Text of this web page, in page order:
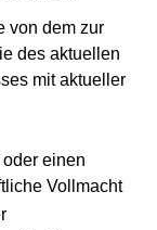
von dem zur
des aktuellen
mit aktueller
einen
Vollmacht